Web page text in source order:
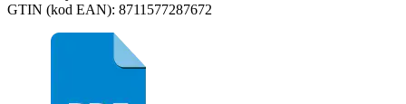
GTIN (kod EAN): 8711577287672